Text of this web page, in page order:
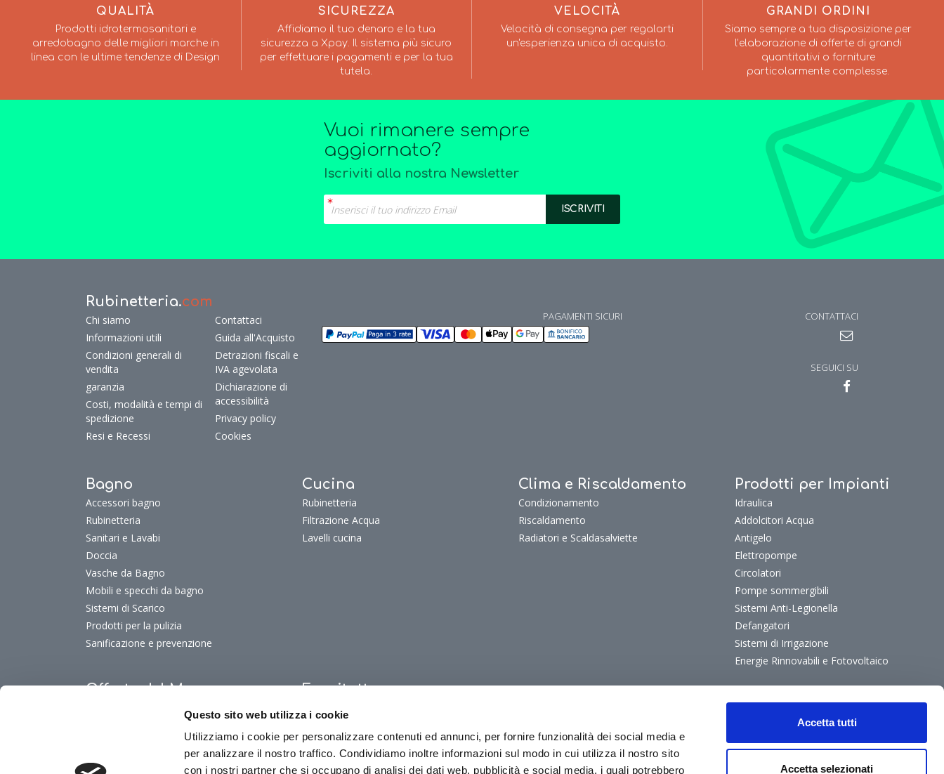
Questo sito web utilizza i cookie
Utilizziamo i cookie per personalizzare contenuti ed annunci, per fornire funzionalità dei social media e
per analizzare il nostro traffico. Condividiamo inoltre informazioni sul modo in cui utilizza il nostro sito
con i nostri partner che si occupano di analisi dei dati web, pubblicità e social media, i quali potrebbero
Accetta tutti
Accetta selezionati
QUALITÀ
Prodotti idrotermosanitari e
arredobagno delle migliori marche in
linea con le ultime tendenze di Design
SICUREZZA
Affidiamo il tuo denaro e la tua
sicurezza a Xpay. Il sistema più sicuro
per effettuare i pagamenti e per la tua
tutela.
VELOCITÀ
Velocità di consegna per regalarti
un'esperienza unica di acquisto.
GRANDI ORDINI
Siamo sempre a tua disposizione per
l’elaborazione di offerte di grandi
quantitativi o forniture
particolarmente complesse.
Vuoi rimanere sempre
aggiornato?
Iscriviti alla nostra Newsletter
Rubinetteria.com
Chi siamo
Informazioni utili
Condizioni generali di
vendita
garanzia
Costi, modalità e tempi di
spedizione
Resi e Recessi
Contattaci
Guida all'Acquisto
Detrazioni fiscali e
IVA agevolata
Dichiarazione di
accessibilità
Privacy policy
Cookies
PAGAMENTI SICURI CONTATTACI
SEGUICI SU
Bagno
Accessori bagno
Rubinetteria
Sanitari e Lavabi
Doccia
Vasche da Bagno
Mobili e specchi da bagno
Sistemi di Scarico
Prodotti per la pulizia
Sanificazione e prevenzione
Cucina
Rubinetteria
Filtrazione Acqua
Lavelli cucina
Clima e Riscaldamento
Condizionamento
Riscaldamento
Radiatori e Scaldasalviette
Prodotti per Impianti
Idraulica
Addolcitori Acqua
Antigelo
Elettropompe
Circolatori
Pompe sommergibili
Sistemi Anti-Legionella
Defangatori
Sistemi di Irrigazione
Energie Rinnovabili e Fotovoltaico
Offerte del Mese Fuoritutto
Fuoritutto
FuoriTutto Cucina
FuoriTutto Clima e riscaldamento